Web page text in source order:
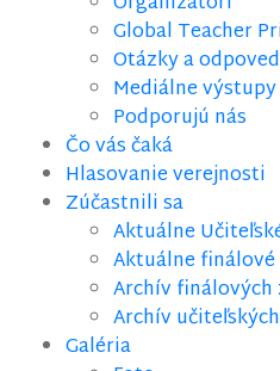
Global Teacher
Otázky a
Mediálne výstupy
Podporujú nás
Čo vás čaká
Hlasovanie verejnosti
Zúčastnili sa
Aktuálne
Aktuálne
Archív finálových
Archív
Galéria